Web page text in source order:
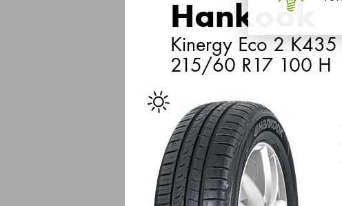
Hankook
Kinergy Eco 2 K435
215/60 R17 100 H